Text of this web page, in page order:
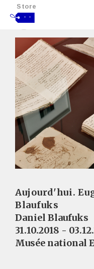
Store
- -
Aujourd'hui.
Blaufuks
Daniel Blaufuks
31.10.2018 -
Musée national